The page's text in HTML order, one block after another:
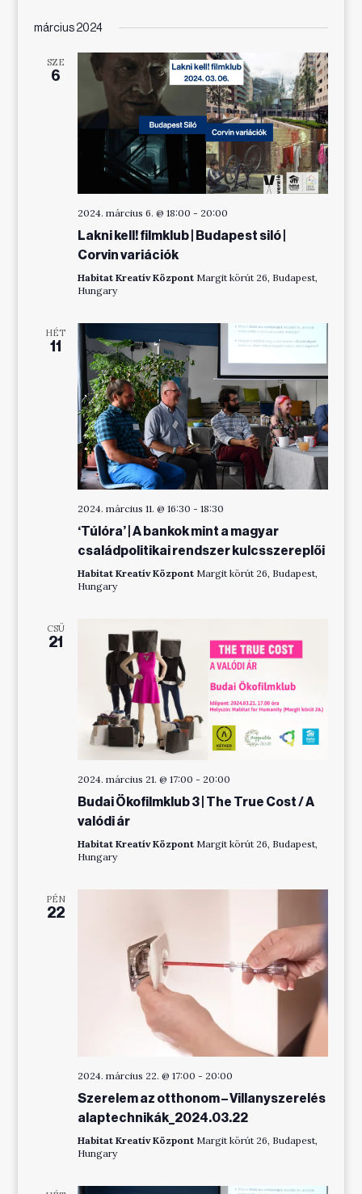
március 2024
SZE
6
2024. március 6. @ 18:00 - 20:00
Lakni kell! filmklub | Budapest siló |
Corvin variációk
Habitat Kreatív Központ Margit körút 26, Budapest,
Hungary
HÉT
11
2024. március 11. @ 16:30 - 18:30
‘Túlóra’ | A bankok mint a magyar
családpolitikai rendszer kulcsszereplői
Habitat Kreatív Központ Margit körút 26, Budapest,
Hungary
CSÜ
21
2024. március 21. @ 17:00 - 20:00
Budai Ökofilmklub 3 | The True Cost / A
valódi ár
Habitat Kreatív Központ Margit körút 26, Budapest,
Hungary
PÉN
22
2024. március 22. @ 17:00 - 20:00
Szerelem az otthonom – Villanyszerelés
alaptechnikák_2024.03.22
Habitat Kreatív Központ Margit körút 26, Budapest,
Hungary